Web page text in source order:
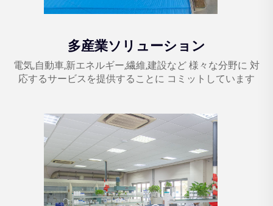
多産業ソリューション
電気,自動車,新エネルギー,繊維,建設など 様々な分野に 対
応するサービスを提供することに コミットしています